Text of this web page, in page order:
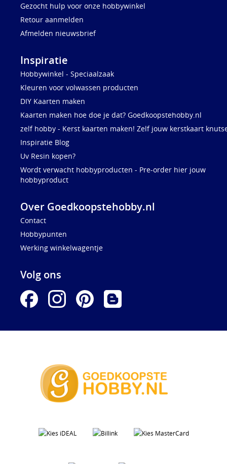
Gezocht hulp voor onze hobbywinkel
Retour aanmelden
Afmelden nieuwsbrief
Inspiratie
Hobbywinkel - Speciaalzaak
Kleuren voor volwassen producten
DIY Kaarten maken
Kaarten maken hoe doe je dat? Goedkoopstehobby.nl
zelf hobby - Kerst kaarten maken! Zelf jouw kerstkaart
Inspiratie Blog
Uv Resin kopen?
Wordt verwacht hobbyproducten - Pre-order hier jouw
hobbyproduct
Over Goedkoopstehobby.nl
Contact
Hobbypunten
Werking winkelwagentje
Volg ons